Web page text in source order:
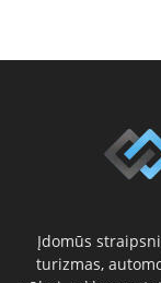
Įdomūs
turizmas,